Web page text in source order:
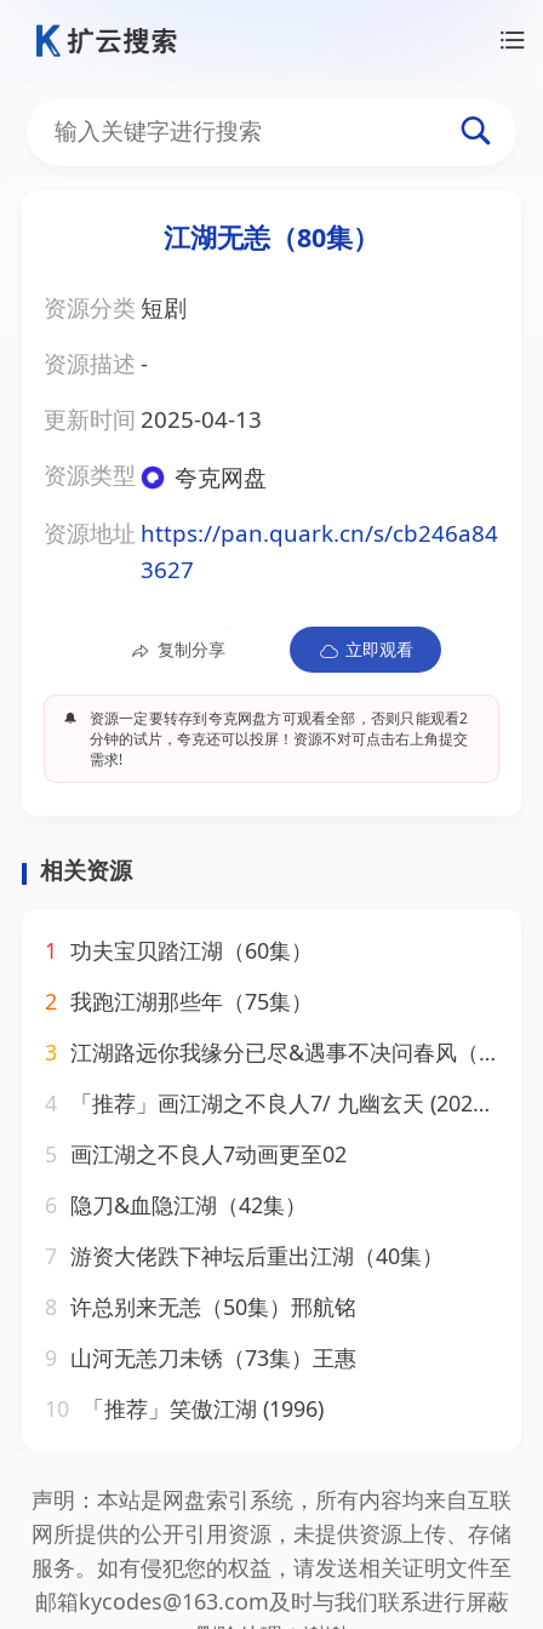
江湖无恙（80集）
资源分类 短剧
资源描述-
更新时间 2025-04-13
资源类型
夸克网盘
资源地址 https://pan.quark.cn/s/cb246a84
3627
复制分享 立即观看
🔔
资源一定要转存到夸克网盘方可观看全部，否则只能观看2
分钟的试片，夸克还可以投屏！资源不对可点击右上角提交
需求!
相关资源
1 功夫宝贝踏江湖（60集）
2 我跑江湖那些年（75集）
3 江湖路远你我缘分已尽&遇事不决问春风（68集）
4
「推荐」画江湖之不良人7/ 九幽玄天 (2025)【更至02】4K
5 画江湖之不良人7动画更至02
6 隐刀&血隐江湖（42集）
7 游资大佬跌下神坛后重出江湖（40集）
8 许总别来无恙（50集）邢航铭
9 山河无恙刀未锈（73集）王惠
10
「推荐」笑傲江湖 (1996)
声明：本站是网盘索引系统，所有内容均来自互联
网所提供的公开引用资源，未提供资源上传、存储
服务。如有侵犯您的权益，请发送相关证明文件至
邮箱kycodes@163.com及时与我们联系进行屏蔽